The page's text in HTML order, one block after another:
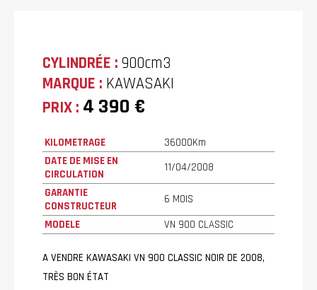
CYLINDRÉE : 900cm3
MARQUE : KAWASAKI
PRIX : 4 390 €
KILOMETRAGE
36000Km
DATE DE MISE EN
CIRCULATION
11/04/2008
GARANTIE
CONSTRUCTEUR
6 MOIS
MODELE
VN 900 CLASSIC
A VENDRE KAWASAKI VN 900 CLASSIC NOIR DE 2008,
TRÈS BON ÉTAT